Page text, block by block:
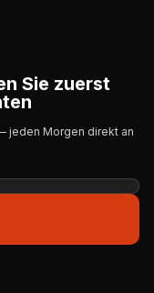
Sie zuerst
jeden Morgen direkt an